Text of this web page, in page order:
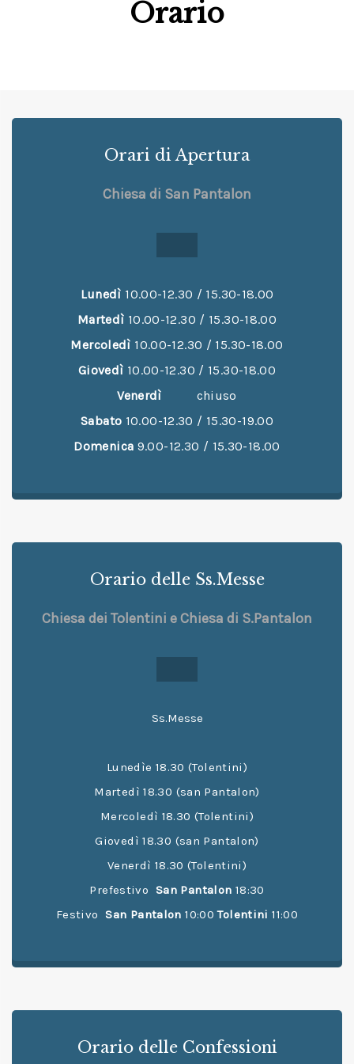
Orario
Orari di Apertura
Chiesa di San Pantalon
Lunedì 10.00-12.30 / 15.30-18.00
Martedì 10.00-12.30 / 15.30-18.00
Mercoledì 10.00-12.30 / 15.30-18.00
Giovedì 10.00-12.30 / 15.30-18.00
Venerdì chiuso
Sabato 10.00-12.30 / 15.30-19.00
Domenica 9.00-12.30 / 15.30-18.00
Orario delle Ss.Messe
Chiesa dei Tolentini e Chiesa di S.Pantalon
Ss.Messe
Lunedìe 18.30 (Tolentini)
Martedì 18.30 (san Pantalon)
Mercoledì 18.30 (Tolentini)
Giovedì 18.30 (san Pantalon)
Venerdì 18.30 (Tolentini)
Prefestivo San Pantalon 18:30
Festivo San Pantalon 10:00Tolentini11:00
Orario delle Confessioni